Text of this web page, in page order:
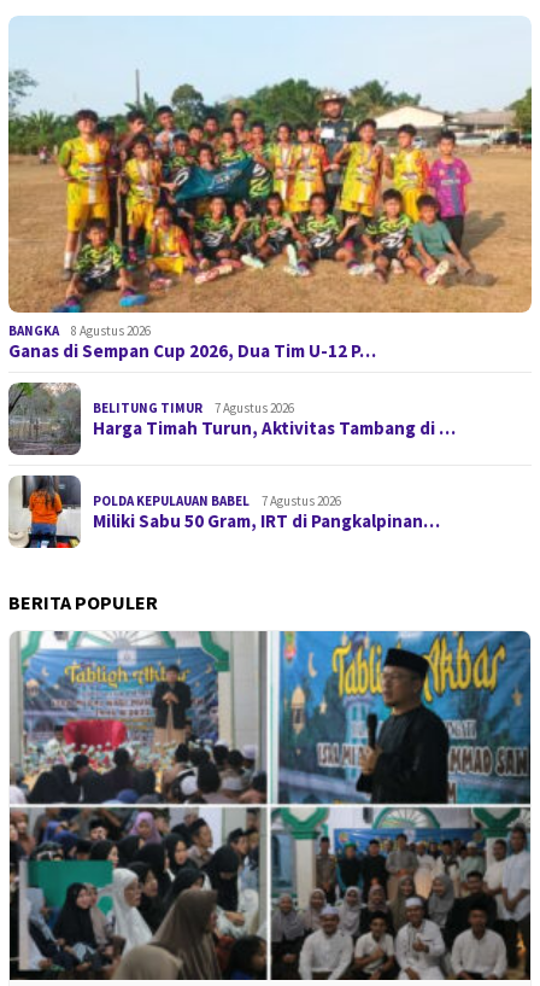
BANGKA 8 Agustus 2026
Ganas di Sempan Cup 2026, Dua Tim U-12 P…
BELITUNG TIMUR 7 Agustus 2026
Harga Timah Turun, Aktivitas Tambang di …
POLDA KEPULAUAN BABEL 7 Agustus 2026
Miliki Sabu 50 Gram, IRT di Pangkalpinan…
BERITA POPULER